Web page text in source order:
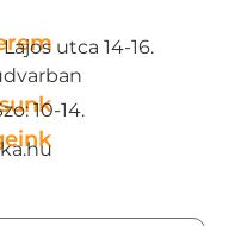
utca 14-16.
10-14.